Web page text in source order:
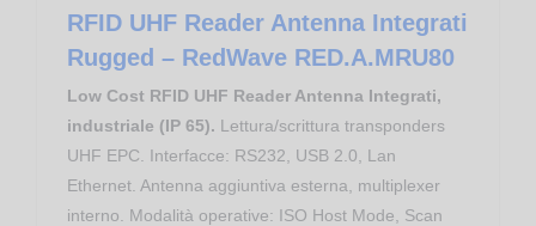
RFID UHF Reader Antenna Integrati
Rugged – RedWave RED.A.MRU80
Low Cost RFID UHF Reader Antenna Integrati,
industriale (IP 65). Lettura/scrittura transponders
UHF EPC. Interfacce: RS232, USB 2.0, Lan
Ethernet. Antenna aggiuntiva esterna, multiplexer
interno. Modalità operative: ISO Host Mode, Scan